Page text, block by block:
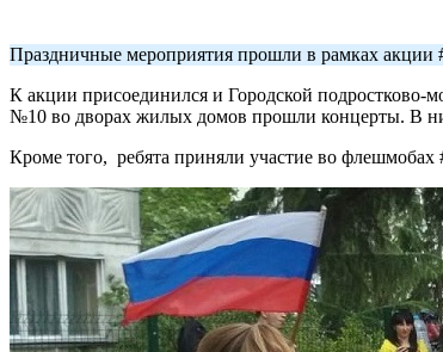
Праздничные мероприятия прошли в рамках
К акции присоединился и Городской подростково-
№10 во дворах жилых домов прошли концерты. В
Кроме того, ребята приняли участие во